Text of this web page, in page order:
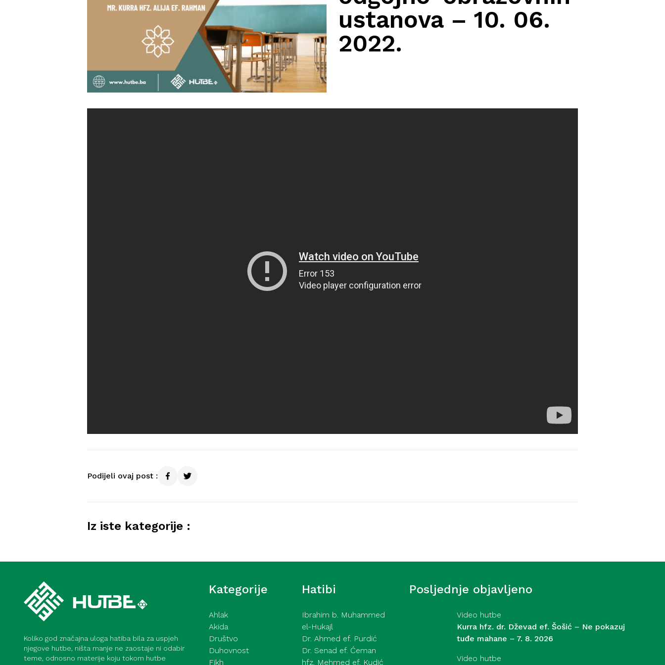
ustanova – 10. 06.
2022.
Podijeli ovaj post :
Iz iste kategorije :
Koliko god značajna uloga hatiba bila za uspjeh
njegove hutbe, ništa manje ne zaostaje ni odabir
teme, odnosno materije koju tokom hutbe
Kategorije
Ahlak
Akida
Društvo
Duhovnost
Fikh
Hatibi
Ibrahim b. Muhammed
el-Hukajl
Dr. Ahmed ef. Purdić
Dr. Senad ef. Ćeman
hfz. Mehmed ef. Kudić
Posljednje objavljeno
Video hutbe
Kurra hfz. dr. Dževad ef. Šošić – Ne pokazuj
tuđe mahane – 7. 8. 2026
Video hutbe